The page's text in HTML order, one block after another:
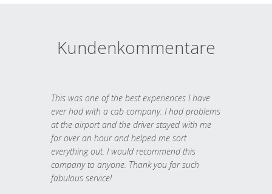
Kundenkommentare
This was one of the best experiences I have
ever had with a cab company. I had problems
at the airport and the driver stayed with me
for over an hour and helped me sort
everything out. I would recommend this
company to anyone. Thank you for such
fabulous service!